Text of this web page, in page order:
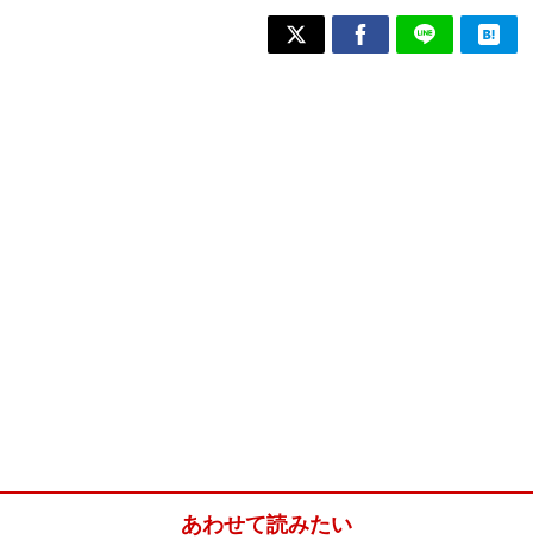
あわせて読みたい